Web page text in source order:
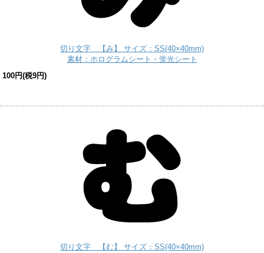
切り文字 【み】 サイズ：SS(40×40mm)
素材：ホログラムシート・蛍光シート
100円(税9円)
切り文字 【む】 サイズ：SS(40×40mm)